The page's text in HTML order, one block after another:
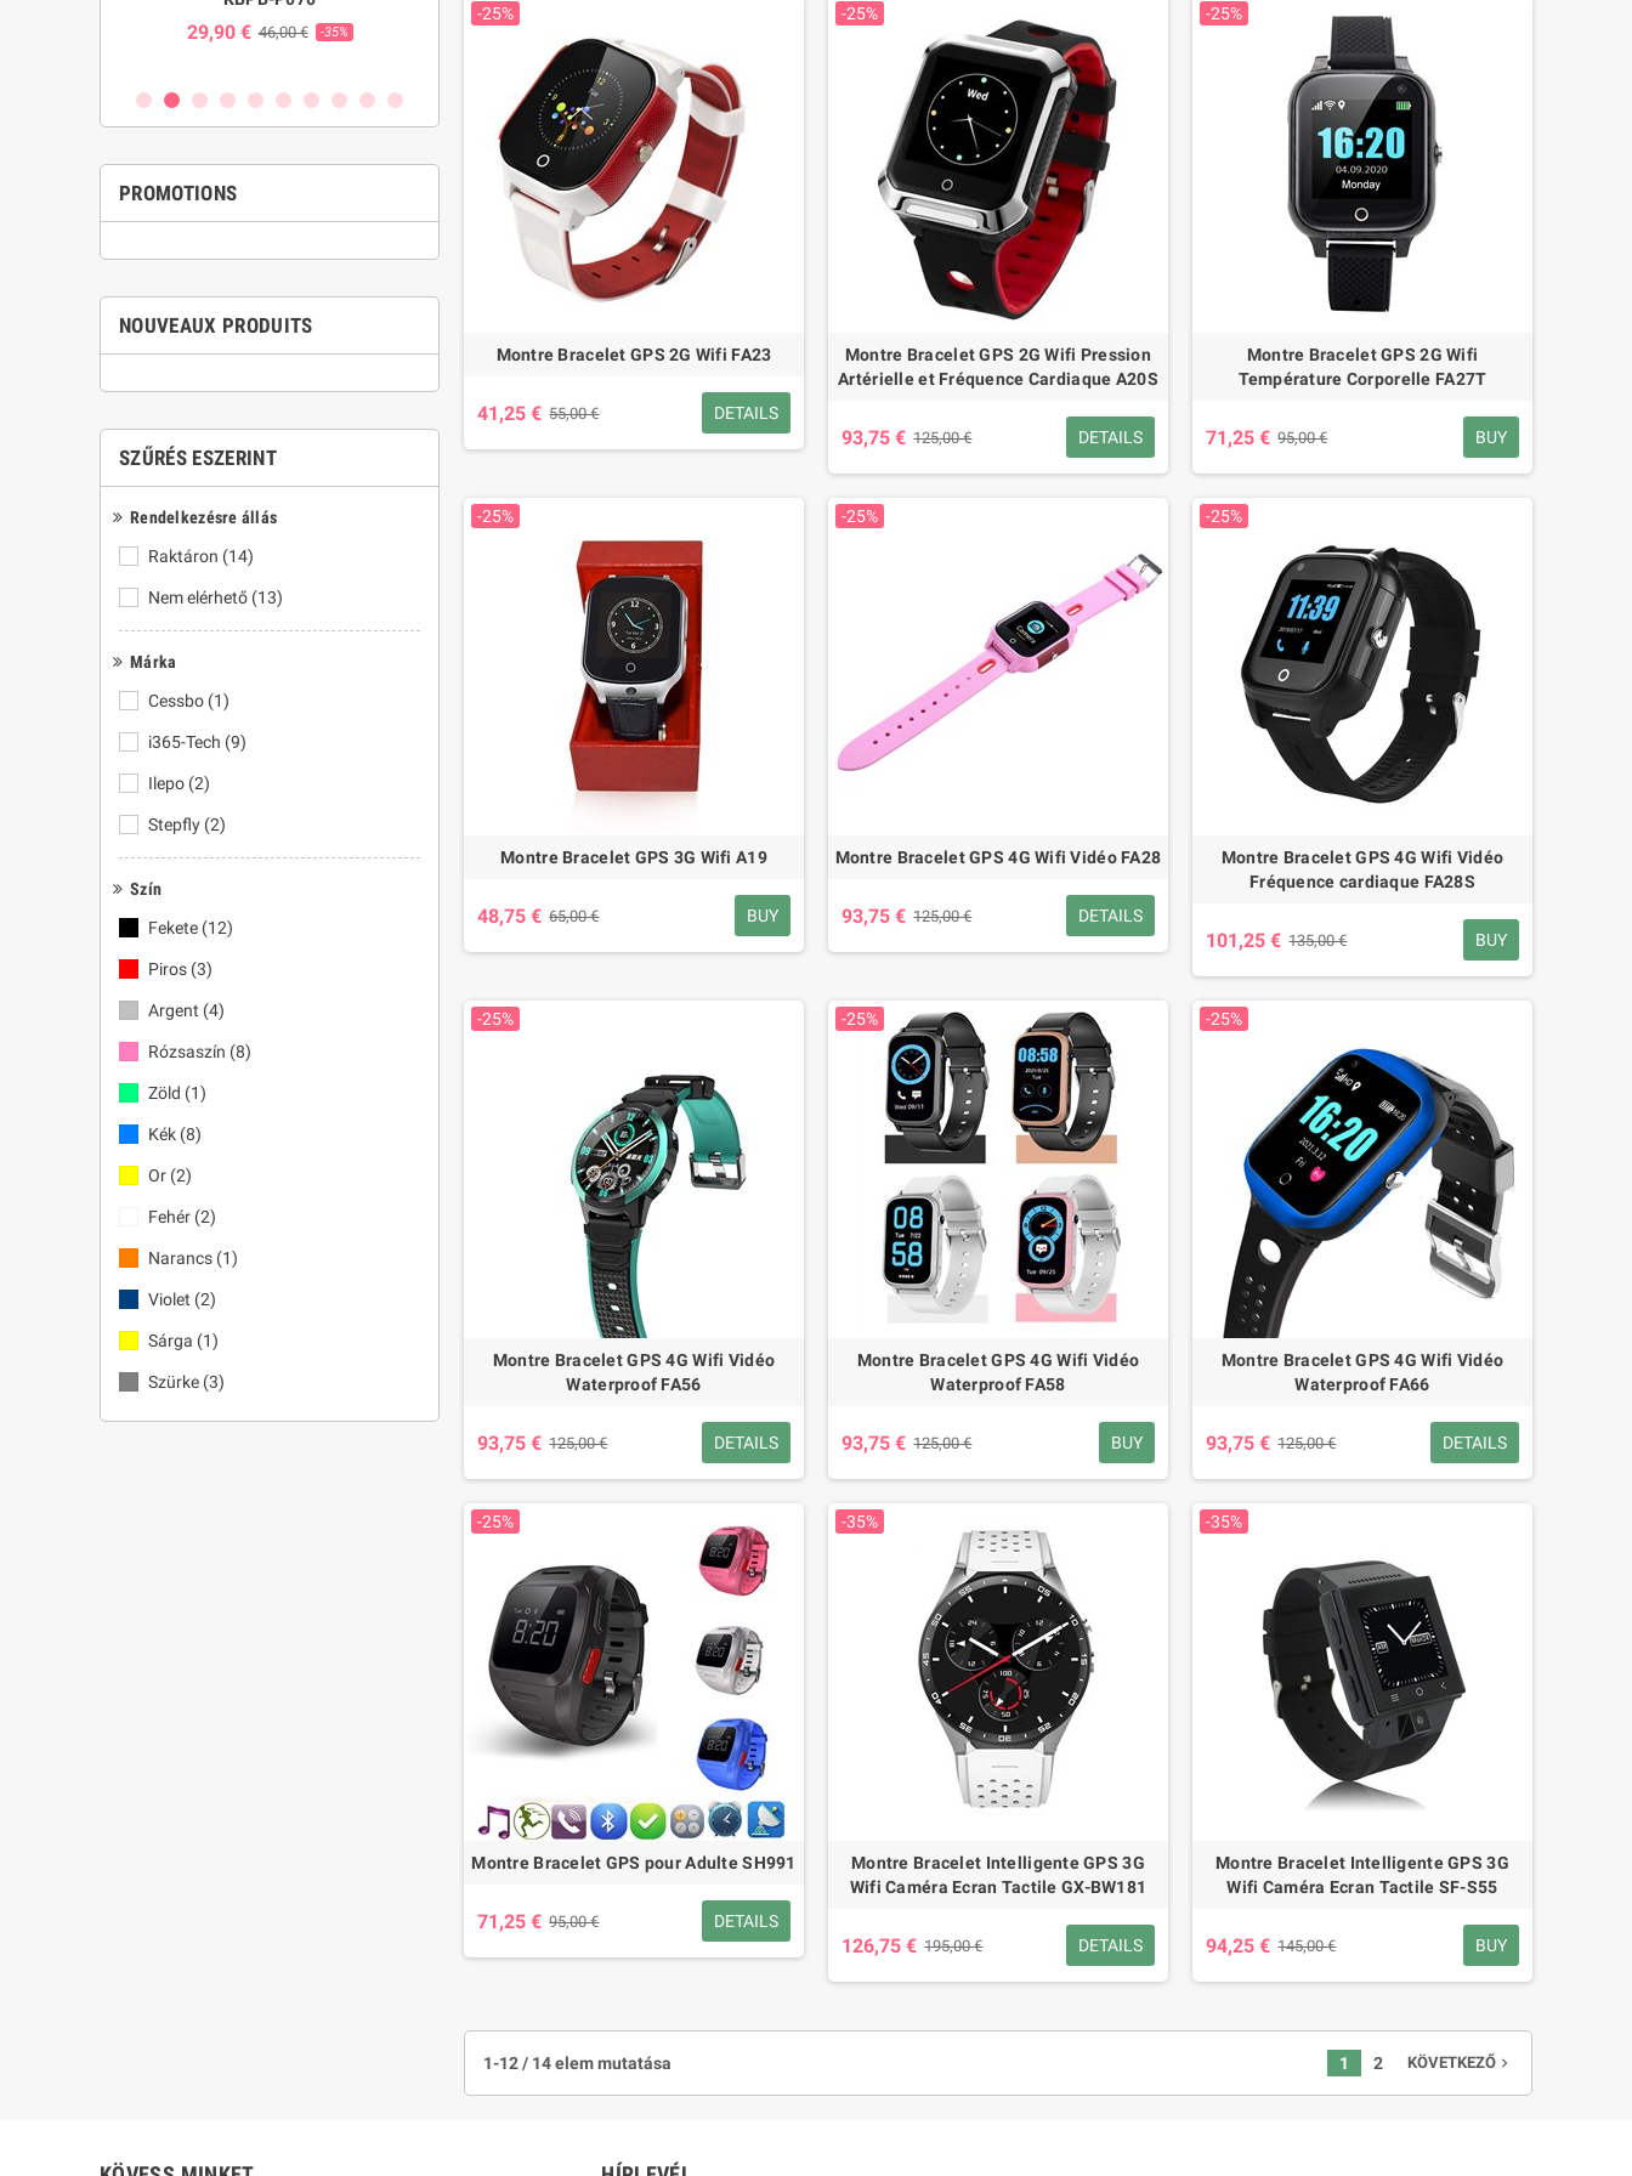
29,90 € 46,00 € -35% 24,00 € 44,25 € 20,80 €
16,50 €
PROMOTIONS
NOUVEAUX PRODUITS
SZŰRÉS ESZERINT
Rendelkezésre állás
Raktáron (14)
Nem elérhető (13)
Márka
Cessbo (1)
i365-Tech (9)
Ilepo (2)
Stepfly (2)
Szín
Fekete (12)
Piros (3)
Argent (4)
Rózsaszín (8)
Zöld (1)
Kék (8)
Or (2)
Fehér (2)
Narancs (1)
Violet (2)
Sárga (1)
Szürke (3)
-25%
Montre Bracelet GPS 2G Wifi FA23
41,25 € 55,00 € DETAILS
-25%
Montre Bracelet GPS 2G Wifi Pression
Artérielle et Fréquence Cardiaque A20S
93,75 € 125,00 € DETAILS
-25%
Montre Bracelet GPS 2G Wifi
Température Corporelle FA27T
71,25 € 95,00 € BUY
-25%
Montre Bracelet GPS 3G Wifi A19
48,75 € 65,00 € BUY
-25%
Montre Bracelet GPS 4G Wifi Vidéo FA28
93,75 € 125,00 € DETAILS
-25%
Montre Bracelet GPS 4G Wifi Vidéo
Fréquence cardiaque FA28S
101,25 € 135,00 € BUY
-25%
Montre Bracelet GPS 4G Wifi Vidéo
Waterproof FA56
93,75 € 125,00 € DETAILS
-25%
Montre Bracelet GPS 4G Wifi Vidéo
Waterproof FA58
93,75 € 125,00 € BUY
-25%
Montre Bracelet GPS 4G Wifi Vidéo
Waterproof FA66
93,75 € 125,00 € DETAILS
-25%
Montre Bracelet GPS pour Adulte SH991
71,25 € 95,00 € DETAILS
-35%
Montre Bracelet Intelligente GPS 3G
Wifi Caméra Ecran Tactile GX-BW181
126,75 € 195,00 € DETAILS
-35%
Montre Bracelet Intelligente GPS 3G
Wifi Caméra Ecran Tactile SF-S55
94,25 € 145,00 € BUY
1-12 / 14 elem mutatása 1 2 KÖVETKEZŐnavigate_next